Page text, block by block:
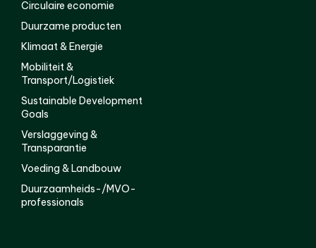
Circulaire economie
Duurzame producten
Klimaat & Energie
Mobiliteit &
Transport/Logistiek
Sustainable Development
Goals
Verslaggeving &
Transparantie
Voeding & Landbouw
Duurzaamheids-/MVO-
professionals